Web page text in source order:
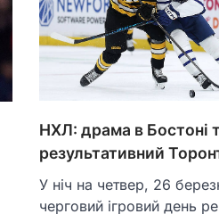
НХЛ: драма в Бостоні
результативний
У ніч на четвер, 26
черговий ігровий день